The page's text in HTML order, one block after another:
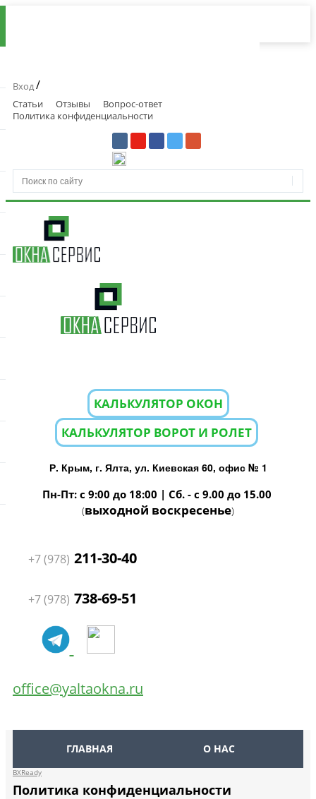
Вход/
Статьи Отзывы
Вопрос-ответ
Политика конфиденциальности
КАЛЬКУЛЯТОР ОКОН
КАЛЬКУЛЯТОР ВОРОТ И РОЛЕТ
Р. Крым, г. Ялта, ул. Киевская 60, офис № 1
Пн-Пт: с 9:00 до 18:00 | Сб. - с 9.00 до 15.00
(выходной воскресенье)
+7 (978) 211-30-40
+7 (978) 738-69-51
office@yaltaokna.ru
ГЛАВНАЯ О НАС
BXReady
Политика конфиденциальности